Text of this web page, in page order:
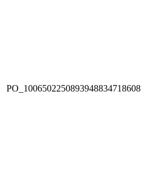
PO_1006502250893948834718608